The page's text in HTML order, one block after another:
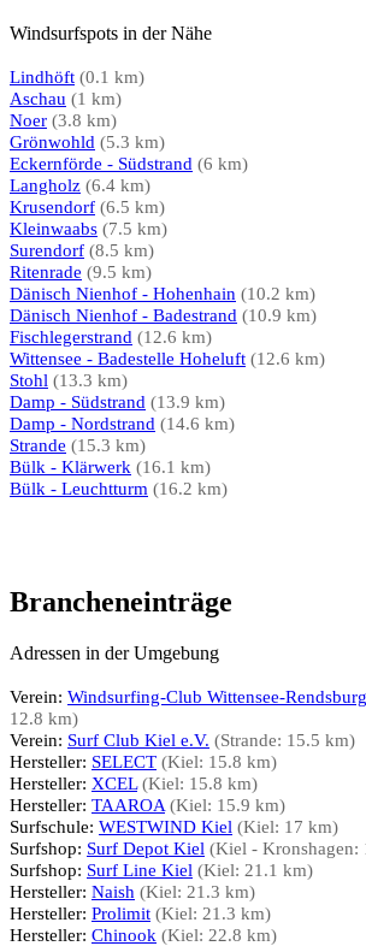
Windsurfspots in der Nähe
Lindhöft (0.1 km)
Aschau (1 km)
Noer (3.8 km)
Grönwohld (5.3 km)
Eckernförde - Südstrand (6 km)
Langholz (6.4 km)
Krusendorf (6.5 km)
Kleinwaabs (7.5 km)
Surendorf (8.5 km)
Ritenrade (9.5 km)
Dänisch Nienhof - Hohenhain (10.2 km)
Dänisch Nienhof - Badestrand (10.9 km)
Fischlegerstrand (12.6 km)
Wittensee - Badestelle Hoheluft (12.6 km)
Stohl (13.3 km)
Damp - Südstrand (13.9 km)
Damp - Nordstrand (14.6 km)
Strande (15.3 km)
Bülk - Klärwerk (16.1 km)
Bülk - Leuchtturm (16.2 km)
Brancheneinträge
Adressen in der Umgebung
Verein: Windsurfing-Club Wittensee-
12.8 km)
Verein: Surf Club Kiel e.V. (Strande: 15.5 km)
Hersteller: SELECT (Kiel: 15.8 km)
Hersteller: XCEL (Kiel: 15.8 km)
Hersteller: TAAROA (Kiel: 15.9 km)
Surfschule: WESTWIND Kiel (Kiel: 17 km)
Surfshop: Surf Depot Kiel (Kiel - Kronshagen:
Surfshop: Surf Line Kiel (Kiel: 21.1 km)
Hersteller: Naish (Kiel: 21.3 km)
Hersteller: Prolimit (Kiel: 21.3 km)
Hersteller: Chinook (Kiel: 22.8 km)